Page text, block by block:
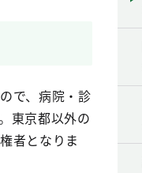
で、病院・診
東京都以外の
者となりま